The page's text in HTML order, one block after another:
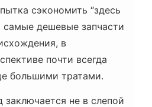
сэкономить “здесь
самые дешевые запчасти
в
почти всегда
большими тратами.
не в слепой